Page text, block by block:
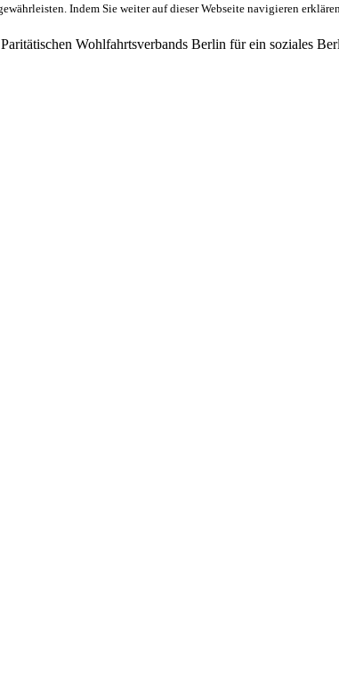
Indem Sie weiter auf dieser Webseite navigieren
Wohlfahrtsverbands Berlin für ein soziales